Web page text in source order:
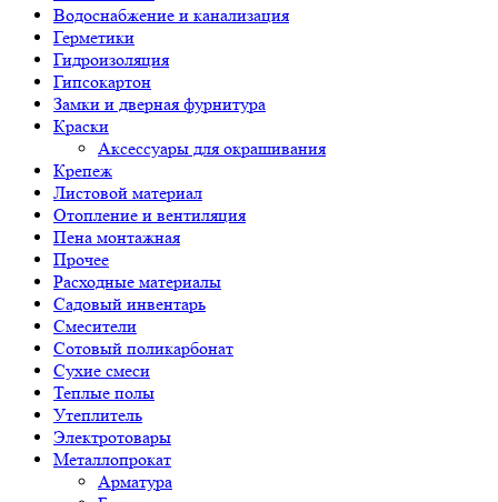
Водоснабжение и канализация
Герметики
Гидроизоляция
Гипсокартон
Замки и дверная фурнитура
Краски
Аксессуары для окрашивания
Крепеж
Листовой материал
Отопление и вентиляция
Пена монтажная
Прочее
Расходные материалы
Садовый инвентарь
Смесители
Сотовый поликарбонат
Сухие смеси
Теплые полы
Утеплитель
Электротовары
Металлопрокат
Арматура